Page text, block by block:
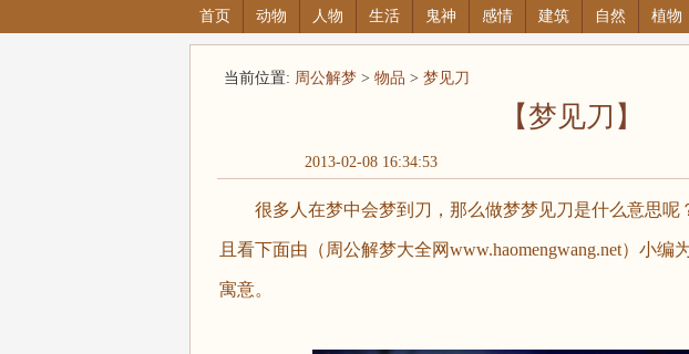
首页 动物 人物 生活 鬼神 感情 建筑 自然 植物
当前位置: 周公解梦> 物品 > 梦见刀
【梦见刀】
2013-02-08 16:34:53
很多人在梦中会梦到刀，那么做梦梦见刀是什么意思呢
且看下面由（周公解梦大全网www.haomengwang.net）小
寓意。